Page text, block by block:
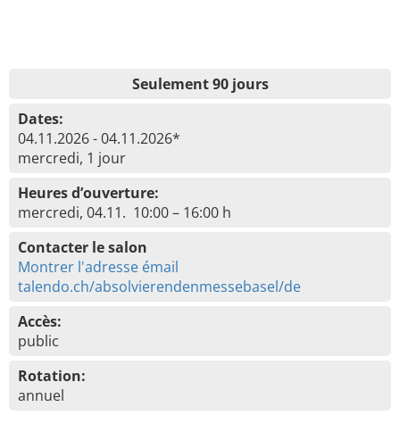
Seulement 90 jours
Dates:
04.11.2026 - 04.11.2026*
mercredi, 1 jour
Heures d’ouverture:
mercredi, 04.11. 10:00 – 16:00 h
Contacter le salon
Montrer l'adresse émail
talendo.ch/absolvierendenmessebasel/de
Accès:
public
Rotation:
annuel